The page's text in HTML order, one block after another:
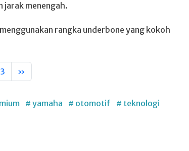
jarak menengah.
rangka underbone yang kokoh
3 »
# yamaha # otomotif
# teknologi